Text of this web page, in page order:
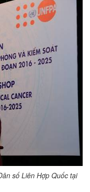
số Liên Hợp Quốc tại